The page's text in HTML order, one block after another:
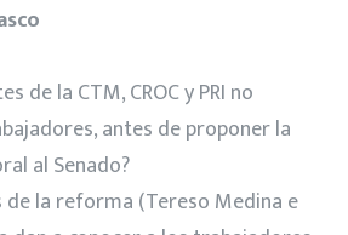
de la CTM, CROC y PRI no
antes de proponer la
al Senado?
la reforma (Tereso Medina e